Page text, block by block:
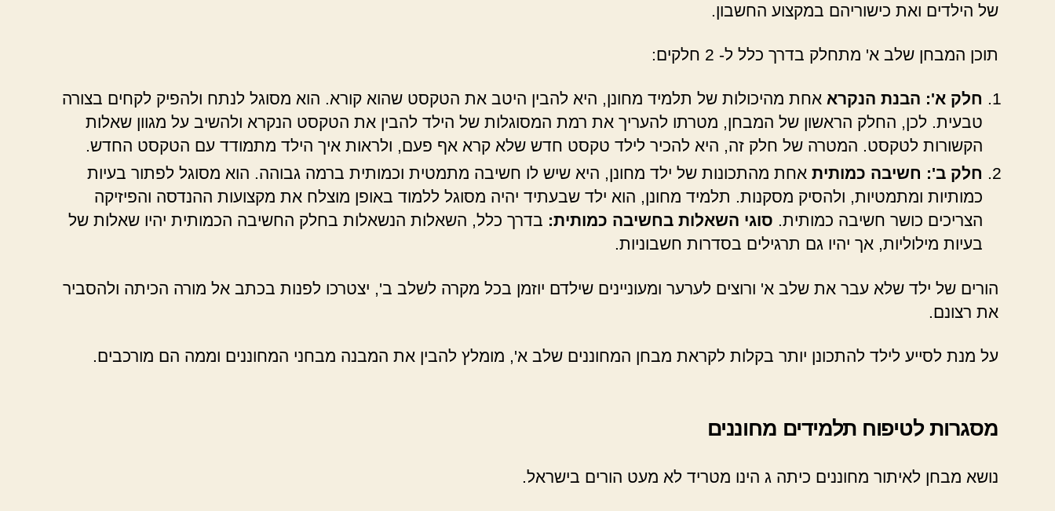
של הילדים ואת כישוריהם במקצוע החשבון.
תוכן המבחן שלב א' מתחלק בדרך כלל ל- 2 חלקים:
חלק א': הבנת הנקרא אחת מהיכולות של תלמיד מחונן, היא להבין היטב את הטקסט שהוא קורא. הוא מסוגל לנתח ולהפיק לקחים בצורה
טבעית. לכן, החלק הראשון של המבחן, מטרתו להעריך את רמת המסוגלות של הילד להבין את הטקסט הנקרא ולהשיב על מגוון שאלות
הקשורות לטקסט. המטרה של חלק זה, היא להכיר לילד טקסט חדש שלא קרא אף פעם, ולראות איך הילד מתמודד עם הטקסט החדש.
חלק ב': חשיבה כמותית אחת מהתכונות של ילד מחונן, היא שיש לו חשיבה מתמטית וכמותית ברמה גבוהה. הוא מסוגל לפתור בעיות
כמותיות ומתמטיות, ולהסיק מסקנות. תלמיד מחונן, הוא ילד שבעתיד יהיה מסוגל ללמוד באופן מוצלח את מקצועות ההנדסה והפיזיקה
הצריכים כושר חשיבה כמותית. סוגי השאלות בחשיבה כמותית: בדרך כלל, השאלות הנשאלות בחלק החשיבה הכמותית יהיו שאלות של
בעיות מילוליות, אך יהיו גם תרגילים בסדרות חשבוניות.
הורים של ילד שלא עבר את שלב א' ורוצים לערער ומעוניינים שילדם יוזמן בכל מקרה לשלב ב', יצטרכו לפנות בכתב אל מורה הכיתה ולהסביר
את רצונם.
על מנת לסייע לילד להתכונן יותר בקלות לקראת מבחן המחוננים שלב א', מומלץ להבין את המבנה מבחני המחוננים וממה הם מורכבים.
מסגרות לטיפוח תלמידים מחוננים
נושא מבחן לאיתור מחוננים כיתה ג הינו מטריד לא מעט הורים בישראל.